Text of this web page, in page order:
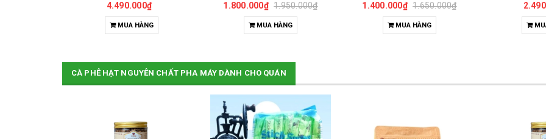
4.490.000₫
MUA HÀNG
1.800.000₫ 1.950.000₫
MUA HÀNG
1.400.000₫ 1.650.000₫
MUA HÀNG
CÀ PHÊ HẠT NGUYÊN CHẤT PHA MÁY DÀNH CHO QUÁN